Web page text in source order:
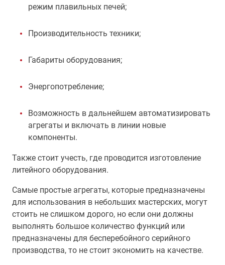
режим плавильных печей;
Производительность техники;
Габариты оборудования;
Энергопотребление;
Возможность в дальнейшем автоматизировать
агрегаты и включать в линии новые
компоненты.
Также стоит учесть, где проводится изготовление
литейного оборудования.
Самые простые агрегаты, которые предназначены
для использования в небольших мастерских, могут
стоить не слишком дорого, но если они должны
выполнять большое количество функций или
предназначены для бесперебойного серийного
производства, то не стоит экономить на качестве.